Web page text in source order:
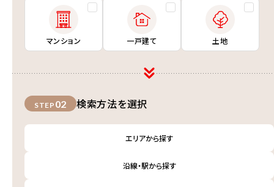
マンション 一戸建て 土地
STEP 02 検索方法を選択
エリアから探す
沿線・駅から探す